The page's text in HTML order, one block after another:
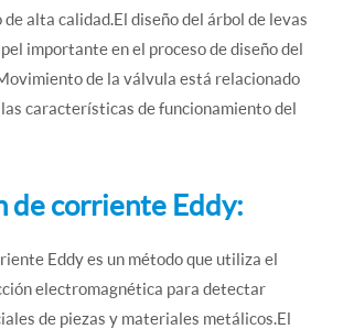
de alta calidad.El diseño del árbol de levas
importante en el proceso de diseño del
de la válvula está relacionado
características de funcionamiento del
de corriente Eddy:
Eddy es un método que utiliza el
electromagnética para detectar
de piezas y materiales metálicos.El